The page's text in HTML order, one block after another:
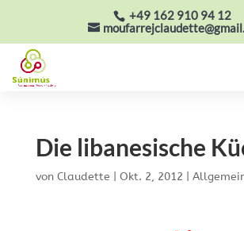
+49 162 910 94 12
Die libanesische
von Claudette Okt. 2, 2012